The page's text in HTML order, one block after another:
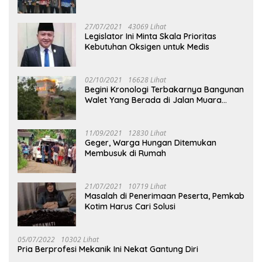
27/07/2021 43069 Lihat
Legislator Ini Minta Skala Prioritas
Kebutuhan Oksigen untuk Medis
02/10/2021 16628 Lihat
Begini Kronologi Terbakarnya Bangunan
Walet Yang Berada di Jalan Muara
11/09/2021 12830 Lihat
Geger, Warga Hungan Ditemukan
Membusuk di Rumah
21/07/2021 10719 Lihat
Masalah di Penerimaan Peserta, Pemkab
Kotim Harus Cari Solusi
05/07/2022 10302 Lihat
Pria Berprofesi Mekanik Ini Nekat Gantung Diri